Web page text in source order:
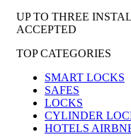
UP TO THREE
ACCEPTED
TOP CATEGORIES
SMART LOCKS
SAFES
LOCKS
CYLINDER
HOTELS